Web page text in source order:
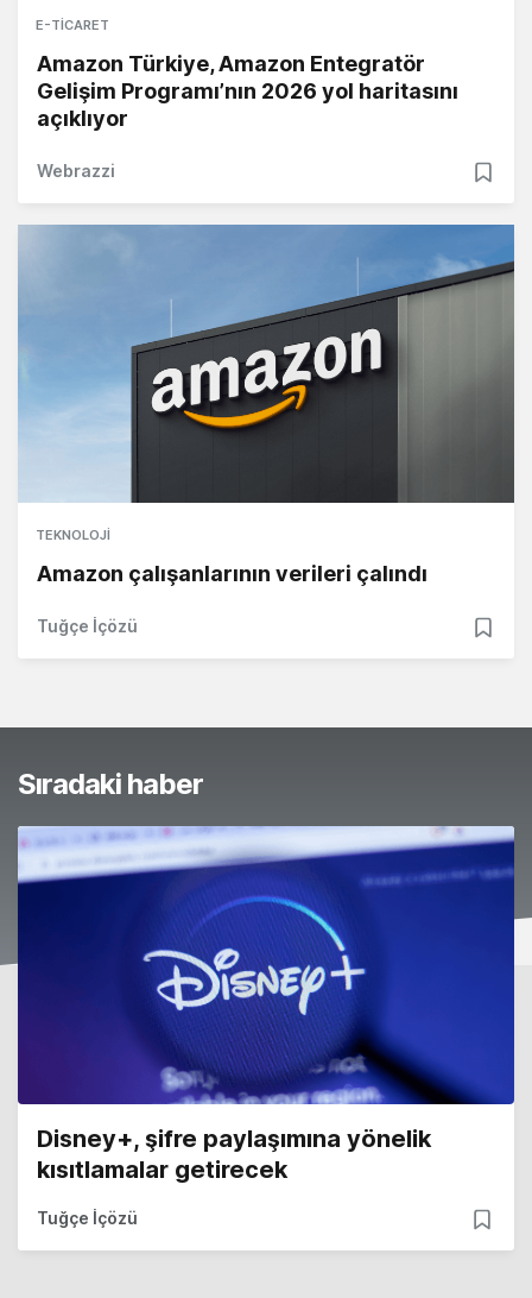
E-TICARET
Amazon Türkiye, Amazon Entegratör
Gelişim Programı’nın 2026 yol haritasını
açıklıyor
Webrazzi
TEKNOLOJI
Amazon çalışanlarının verileri çalındı
Tuğçe İçözü
Sıradaki haber
Disney+, şifre paylaşımına yönelik
kısıtlamalar getirecek
Tuğçe İçözü